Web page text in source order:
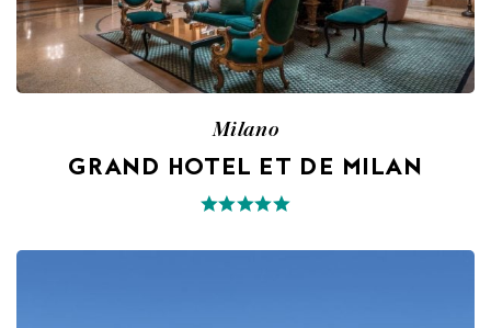
Milano
GRAND HOTEL ET DE MILAN